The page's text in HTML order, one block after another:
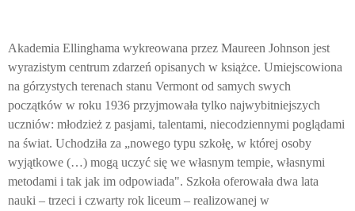
Akademia Ellinghama wykreowana przez Maureen Johnson jest
wyrazistym centrum zdarzeń opisanych w książce. Umiejscowiona
na górzystych terenach stanu Vermont od samych swych
początków w roku 1936 przyjmowała tylko najwybitniejszych
uczniów: młodzież z pasjami, talentami, niecodziennymi poglądami
na świat. Uchodziła za „nowego typu szkołę, w której osoby
wyjątkowe (…) mogą uczyć się we własnym tempie, własnymi
metodami i tak jak im odpowiada". Szkoła oferowała dwa lata
nauki – trzeci i czwarty rok liceum – realizowanej w